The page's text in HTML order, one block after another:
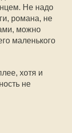
Не надо
романа, не
можно
маленького
хотя и
не